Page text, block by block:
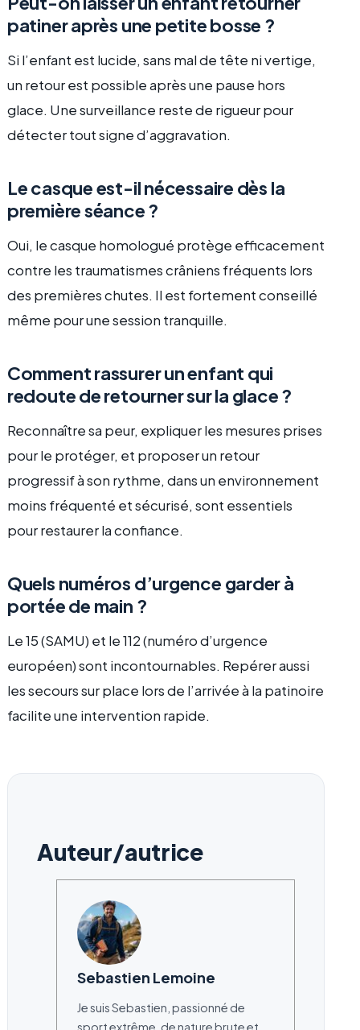
patiner après une petite bosse ?
Si l’enfant est lucide, sans mal de tête ni vertige,
un retour est possible après une pause hors
glace. Une surveillance reste de rigueur pour
détecter tout signe d’aggravation.
Le casque est-il nécessaire dès la
première séance ?
Oui, le casque homologué protège efficacement
contre les traumatismes crâniens fréquents lors
des premières chutes. Il est fortement conseillé
même pour une session tranquille.
Comment rassurer un enfant qui
redoute de retourner sur la glace ?
Reconnaître sa peur, expliquer les mesures prises
pour le protéger, et proposer un retour
progressif à son rythme, dans un environnement
moins fréquenté et sécurisé, sont essentiels
pour restaurer la confiance.
Quels numéros d’urgence garder à
portée de main ?
Le 15 (SAMU) et le 112 (numéro d’urgence
européen) sont incontournables. Repérer aussi
les secours sur place lors de l’arrivée à la patinoire
facilite une intervention rapide.
Auteur/autrice
Sebastien Lemoine
Je suis Sebastien, passionné de